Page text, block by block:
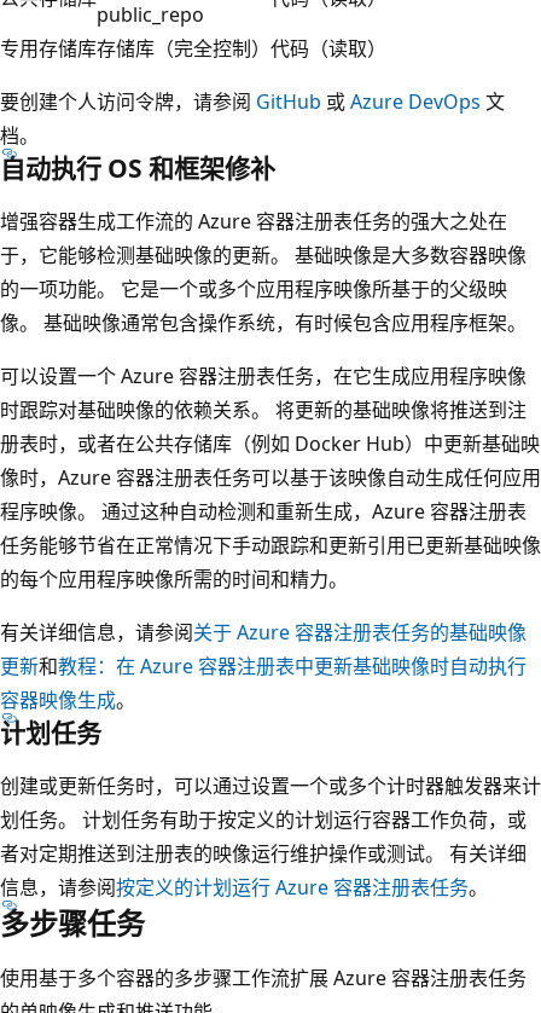
public_repo
专用存储库存储库（完全控制） 代码（读取）
要创建个人访问令牌，请参阅 GitHub 或Azure DevOps 文
档。
自动执行 OS 和框架修补
增强容器生成工作流的 Azure 容器注册表任务的强大之处在
于，它能够检测基础映像的更新。
基础映像是大多数容器映像
的一项功能。 它是一个或多个应用程序映像所基于的父级映
像。 基础映像通常包含操作系统，有时候包含应用程序框架。
可以设置一个 Azure 容器注册表任务，在它生成应用程序映像
时跟踪对基础映像的依赖关系。 将更新的基础映像将推送到注
册表时，或者在公共存储库（例如 Docker Hub）中更新基础映
像时，Azure 容器注册表任务可以基于该映像自动生成任何应用
程序映像。 通过这种自动检测和重新生成，Azure 容器注册表
任务能够节省在正常情况下手动跟踪和更新引用已更新基础映像
的每个应用程序映像所需的时间和精力。
有关详细信息，请参阅关于 Azure 容器注册表任务的基础映像
更新和教程：在 Azure 容器注册表中更新基础映像时自动执行
容器映像生成。
计划任务
创建或更新任务时，可以通过设置一个或多个计时器触发器来计
划任务。
计划任务有助于按定义的计划运行容器工作负荷，或
者对定期推送到注册表的映像运行维护操作或测试。 有关详细
信息，请参阅按定义的计划运行 Azure 容器注册表任务。
多步骤任务
使用基于多个容器的多步骤工作流扩展 Azure 容器注册表任务